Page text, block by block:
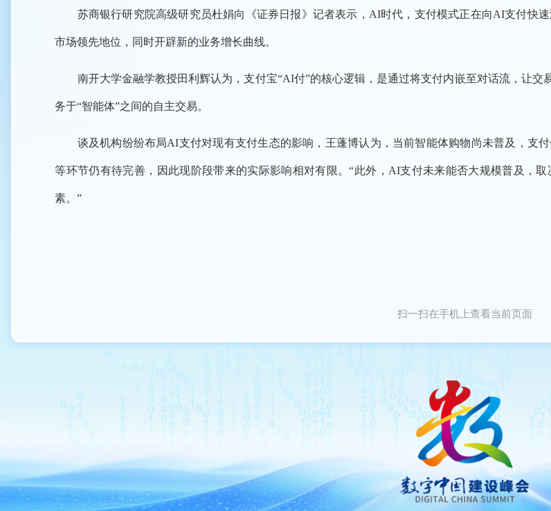
苏商银行研究院高级研究员杜娟向《证券日报》记者表示，AI时代，支付模式正在向AI支付快
市场领先地位，同时开辟新的业务增长曲线。
南开大学金融学教授田利辉认为，支付宝“AI付”的核心逻辑，是通过将支付内嵌至对话流，让
务于“智能体”之间的自主交易。
谈及机构纷纷布局AI支付对现有支付生态的影响，王蓬博认为，当前智能体购物尚未普及，支
等环节仍有待完善，因此现阶段带来的实际影响相对有限。“此外，AI支付未来能否大规模普及，
素。”
扫一扫在手机上查看当前页面